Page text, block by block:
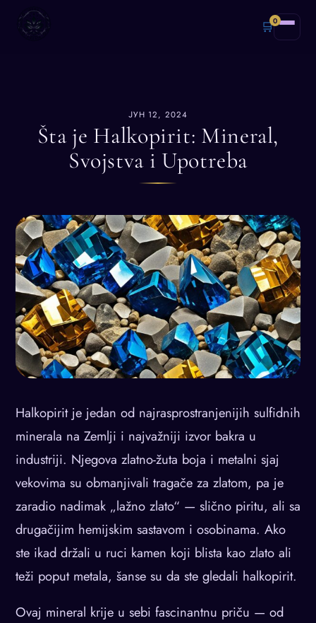
🛒0
ЈУН 12, 2024
Šta je Halkopirit: Mineral,
Svojstva i Upotreba
Halkopirit je jedan od najrasprostranjenijih sulfidnih
minerala na Zemlji i najvažniji izvor bakra u
industriji. Njegova zlatno-žuta boja i metalni sjaj
vekovima su obmanjivali tragače za zlatom, pa je
zaradio nadimak „lažno zlato“ — slično piritu, ali sa
drugačijim hemijskim sastavom i osobinama. Ako
ste ikad držali u ruci kamen koji blista kao zlato ali
teži poput metala, šanse su da ste gledali halkopirit.
Ovaj mineral krije u sebi fascinantnu priču — od